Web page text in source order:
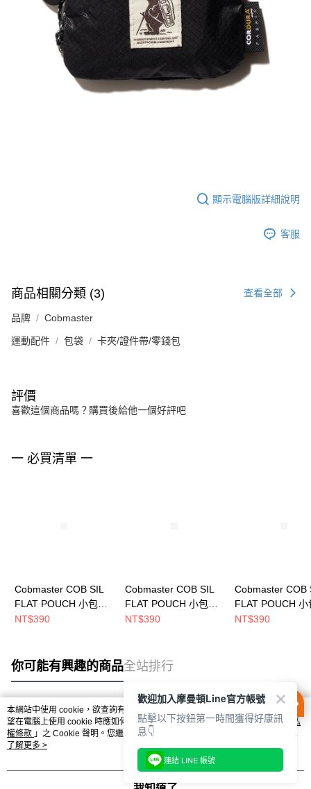
顯示電腦版詳細說明
客服
商品相關分類 (3) 查看全部
品牌 Cobmaster
運動配件 包袋 卡夾/證件帶/零錢包
評價
喜歡這個商品嗎？購買後給他一個好評吧
一 必買清單 一
Cobmaster COB SIL
FLAT POUCH 小包
White 810216000001
NT$390
Cobmaster COB SIL
FLAT POUCH 小包
Pink 810216000062
NT$390
Cobmaster COB
FLAT POUCH 小
Green
NT$390
你可能有興趣的商品全站排行
熱門標籤
本網站中使用 cookie，欲查詢有關本網站使用 cookie 方式之詳情，及若您不希
望在電腦上使用 cookie 時應如何變更電腦的 cookie 設定，請參閱本網站「
隱私
權條款 」之 Cookie 聲明。您繼續使用本網站即表示您同意本公司得按本網站使
用條款之 Cookie 聲明使用 cookie。
了解更多 >
歡迎加入摩曼頓Line官方帳號
點擊以下按鈕第一時間獲得好康訊
息👇
連結 LINE 帳號